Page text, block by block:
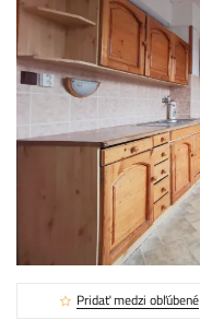
Pridať medzi obľúbené